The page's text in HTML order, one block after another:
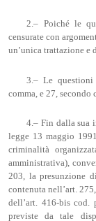
2.– Poiché le
censurate con
un’unica trattazione e
3.– Le
comma, e 27,
4.– Fin dalla sua
legge 13 maggio
criminalità
amministrativa),
203, la presunzione
contenuta nell’art.
dell’art. 416-bis
previste da tale